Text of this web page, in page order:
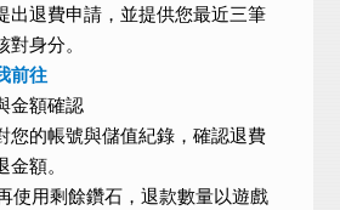
出退費申請，並提供您最近三筆
身分。
前往
金額確認
您的帳號與儲值紀錄，確認退費
額。
使用剩餘鑽石，退款數量以遊戲